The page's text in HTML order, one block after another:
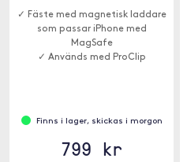
✓ Fäste med magnetisk laddare
som passar iPhone med
MagSafe
✓ Används med ProClip
Finns i lager, skickas i morgon
799 kr